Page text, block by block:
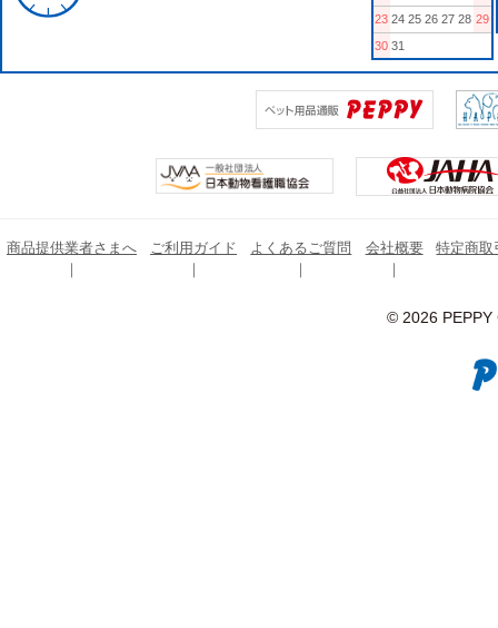
23 24 25 26 27 28 29
30 31
商品提供業者さまへ ご利用ガイド よくあるご質問 会社概要 特定商取
© 2026 PEPPY